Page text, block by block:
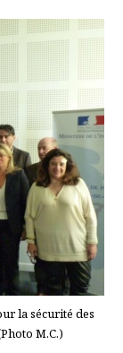
la sécurité des
M.C.)